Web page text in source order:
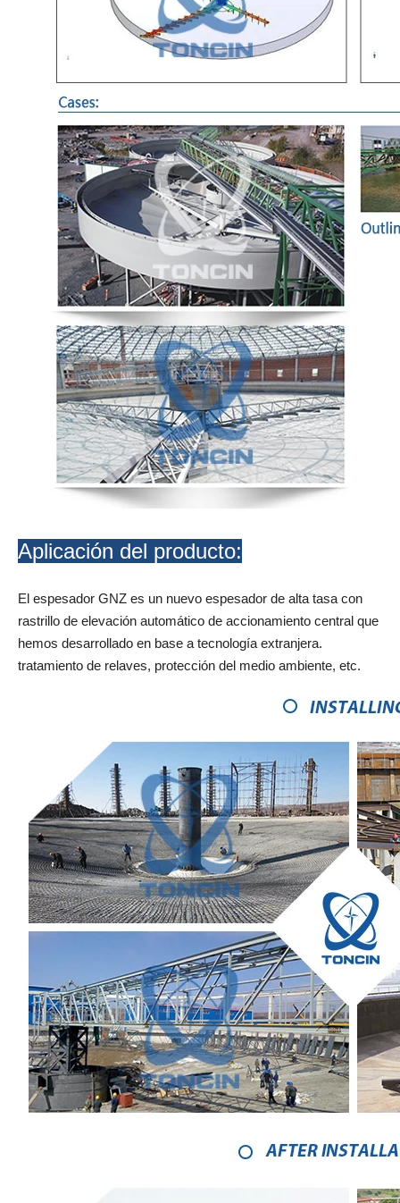
Aplicación del producto:
El espesador GNZ es un nuevo espesador de alta tasa con
rastrillo de elevación automático de accionamiento central que
hemos desarrollado en base a tecnología extranjera.
tratamiento de relaves, protección del medio ambiente, etc.